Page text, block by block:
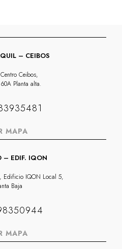
– CEIBOS
Ceibos,
Planta alta.
MAPA
– EDIF. IQON
Edificio IQON Local 5,
Baja
MAPA